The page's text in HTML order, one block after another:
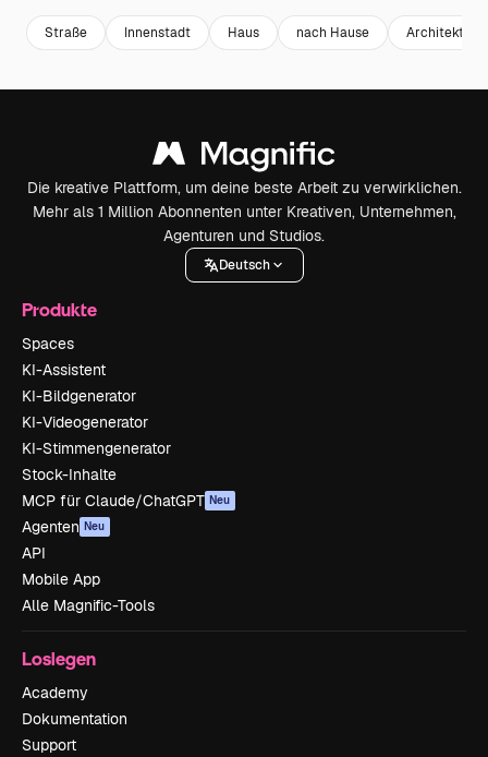
Straße Innenstadt Haus nach Hause Architektur
Die kreative Plattform, um deine beste Arbeit zu verwirklichen.
Mehr als 1 Million Abonnenten unter Kreativen, Unternehmen,
Agenturen und Studios.
Deutsch
Produkte
Spaces
KI-Assistent
KI-Bildgenerator
KI-Videogenerator
KI-Stimmengenerator
Stock-Inhalte
MCP für Claude/ChatGPT Neu
Agenten Neu
API
Mobile App
Alle Magnific-Tools
Loslegen
Academy
Dokumentation
Support